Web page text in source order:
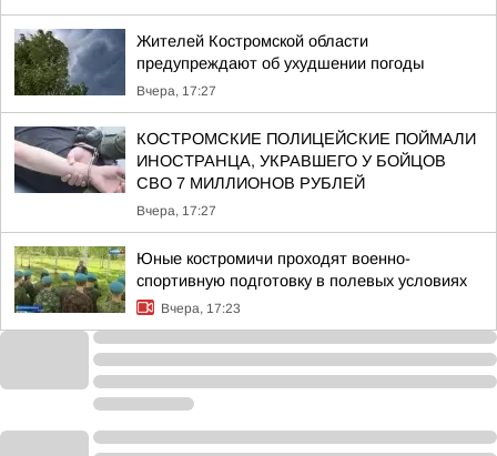
Жителей Костромской области
предупреждают об ухудшении погоды
Вчера, 17:27
КОСТРОМСКИЕ ПОЛИЦЕЙСКИЕ ПОЙМАЛИ
ИНОСТРАНЦА, УКРАВШЕГО У БОЙЦОВ
СВО 7 МИЛЛИОНОВ РУБЛЕЙ
Вчера, 17:27
Юные костромичи проходят военно-
спортивную подготовку в полевых условиях
Вчера, 17:23